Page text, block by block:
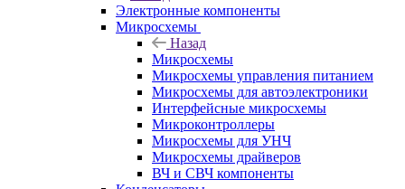
Электронные компоненты
Микросхемы
Назад
Микросхемы
Микросхемы управления питанием
Микросхемы для автоэлектроники
Интерфейсные микросхемы
Микроконтроллеры
Микросхемы для УНЧ
Микросхемы драйверов
ВЧ и СВЧ компоненты